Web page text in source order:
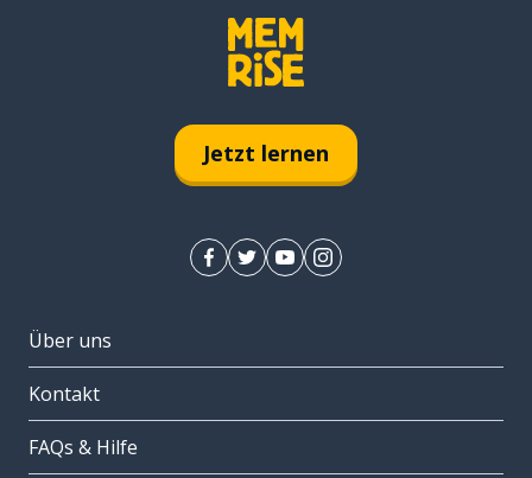
Jetzt lernen
Über uns
Kontakt
FAQs & Hilfe